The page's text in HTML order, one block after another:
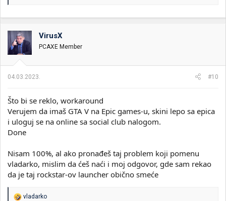
VirusX
PCAXE Member
04.03.2023. #10
Što bi se reklo, workaround
Verujem da imaš GTA V na Epic games-u, skini lepo sa epica
i uloguj se na online sa social club nalogom.
Done
Nisam 100%, al ako pronađeš taj problem koji pomenu
vladarko, mislim da ćeš naći i moj odgovor, gde sam rekao
da je taj rockstar-ov launcher obično smeće
R
vladarko